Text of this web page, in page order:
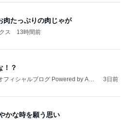
肉たっぷりの肉じゃが
ス 13時間前
！？
フィシャルブログ Powered by Ame
3日前
かな時を願う思い